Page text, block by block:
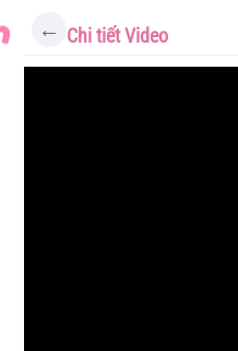
← Chi tiết Video